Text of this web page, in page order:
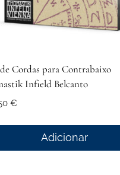
de Cordas para Contrabaixo
Infield Belcanto
€
Adicionar